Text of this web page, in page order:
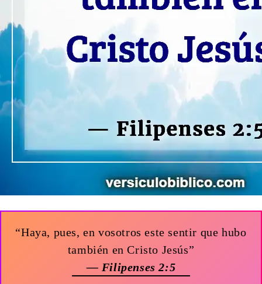
“Haya, pues, en vosotros este sentir que hubo
también en Cristo Jesús”
— Filipenses 2:5